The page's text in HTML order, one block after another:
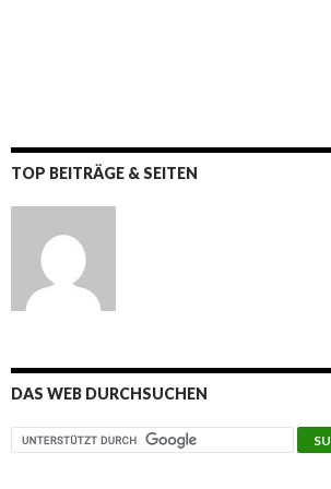
TOP BEITRÄGE & SEITEN
DAS WEB DURCHSUCHEN